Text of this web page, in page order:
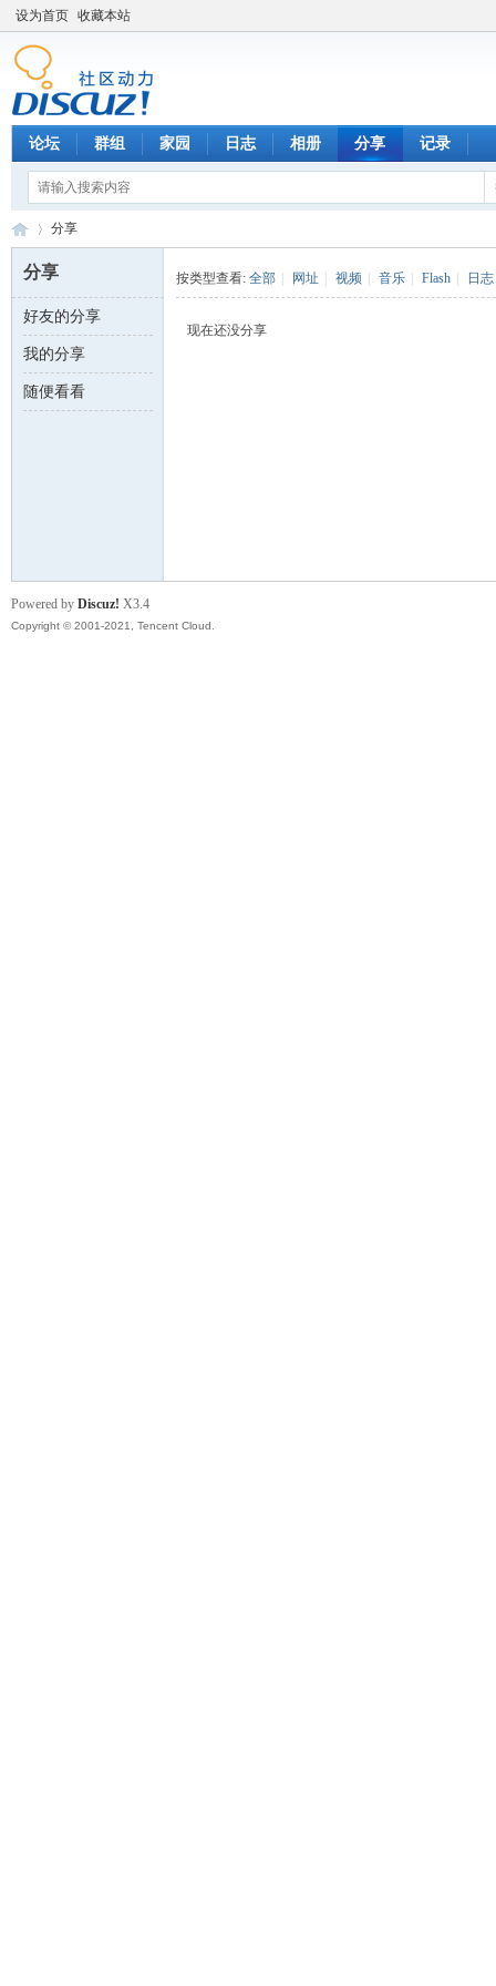
设为首页 收藏本站
论坛 群组 家园 日志 相册 分享 记录
数 ›
分享
分享
好友的分享
我的分享
随便看看
按类型查看: 全部 网址 视频 音乐 Flash 日志
现在还没分享
Powered by Discuz! X3.4
Copyright © 2001-2021, Tencent Cloud.